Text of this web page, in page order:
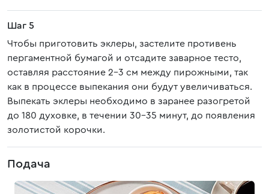
Шаг 5
Чтобы приготовить эклеры, застелите противень
пергаментной бумагой и отсадите заварное тесто,
оставляя расстояние 2–3 см между пирожными, так
как в процессе выпекания они будут увеличиваться.
Выпекать эклеры необходимо в заранее разогретой
до 180 духовке, в течении 30–35 минут, до появления
золотистой корочки.
Подача